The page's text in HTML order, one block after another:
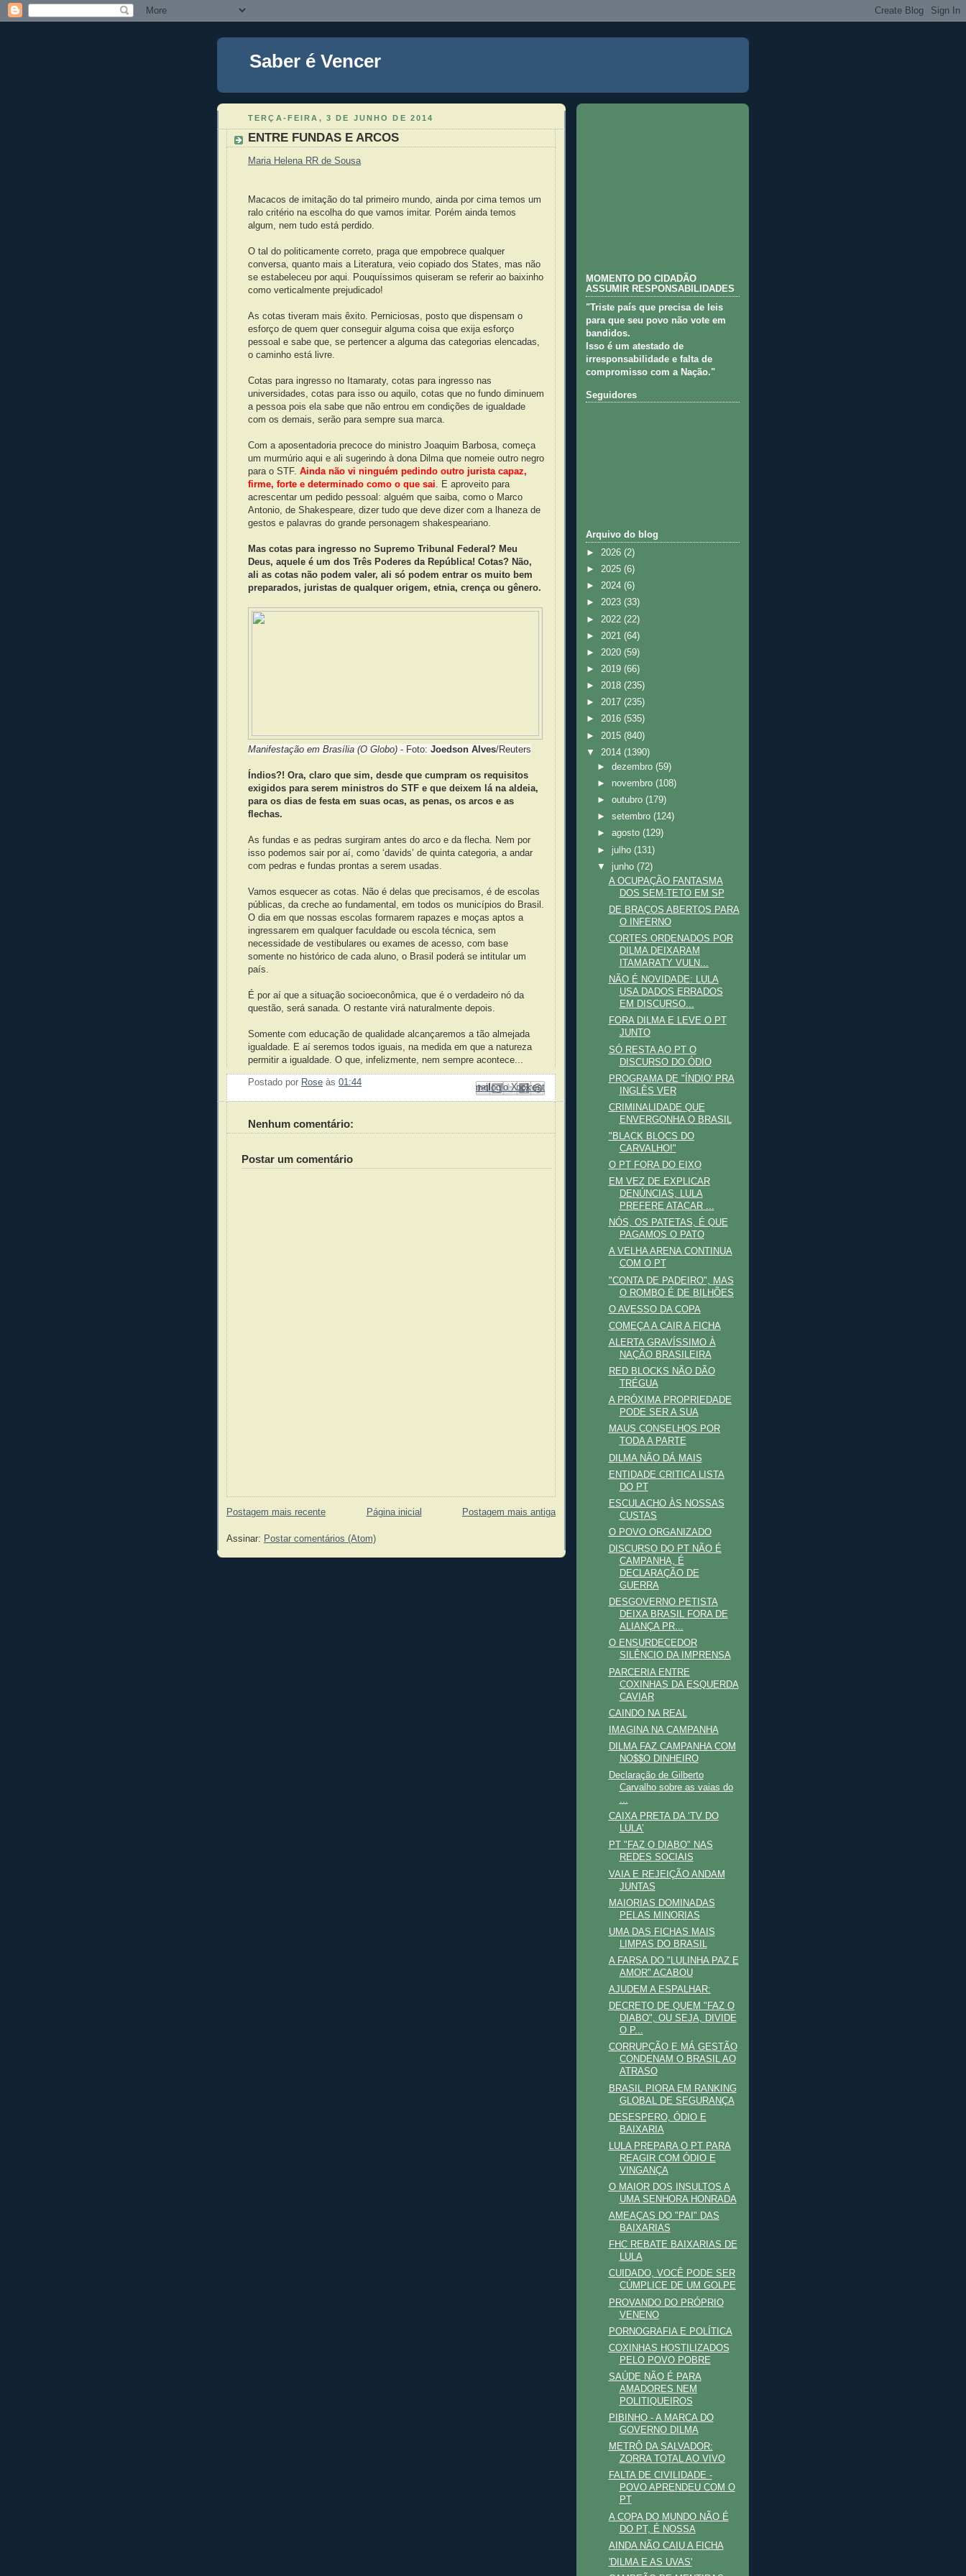
Saber é Vencer
TERÇA-FEIRA, 3 DE JUNHO DE 2014
ENTRE FUNDAS E ARCOS
Maria Helena RR de Sousa
Macacos de imitação do tal primeiro mundo, ainda por cima temos um
ralo critério na escolha do que vamos imitar. Porém ainda temos
algum, nem tudo está perdido.
O tal do politicamente correto, praga que empobrece qualquer
conversa, quanto mais a Literatura, veio copiado dos States, mas não
se estabeleceu por aqui. Pouquíssimos quiseram se referir ao baixinho
como verticalmente prejudicado!
As cotas tiveram mais êxito. Perniciosas, posto que dispensam o
esforço de quem quer conseguir alguma coisa que exija esforço
pessoal e sabe que, se pertencer a alguma das categorias elencadas,
o caminho está livre.
Cotas para ingresso no Itamaraty, cotas para ingresso nas
universidades, cotas para isso ou aquilo, cotas que no fundo diminuem
a pessoa pois ela sabe que não entrou em condições de igualdade
com os demais, serão para sempre sua marca.
Com a aposentadoria precoce do ministro Joaquim Barbosa, começa
um murmúrio aqui e ali sugerindo à dona Dilma que nomeie outro negro
para o STF. Ainda não vi ninguém pedindo outro jurista capaz,
firme, forte e determinado como o que sai . E aproveito para
acrescentar um pedido pessoal: alguém que saiba, como o Marco
Antonio, de Shakespeare, dizer tudo que deve dizer com a lhaneza de
gestos e palavras do grande personagem shakespeariano.
Mas cotas para ingresso no Supremo Tribunal Federal? Meu
Deus, aquele é um dos Três Poderes da República! Cotas? Não,
ali as cotas não podem valer, ali só podem entrar os muito bem
preparados, juristas de qualquer origem, etnia, crença ou gênero.
Manifestação em Brasília (O Globo) - Foto: Joedson Alves/Reuters
Índios?! Ora, claro que sim, desde que cumpram os requisitos
exigidos para serem ministros do STF e que deixem lá na aldeia,
para os dias de festa em suas ocas, as penas, os arcos e as
flechas.
As fundas e as pedras surgiram antes do arco e da flecha. Nem por
isso podemos sair por aí, como ‘davids’ de quinta categoria, a andar
com pedras e fundas prontas a serem usadas.
Vamos esquecer as cotas. Não é delas que precisamos, é de escolas
públicas, da creche ao fundamental, em todos os municípios do Brasil.
O dia em que nossas escolas formarem rapazes e moças aptos a
ingressarem em qualquer faculdade ou escola técnica, sem
necessidade de vestibulares ou exames de acesso, com base
somente no histórico de cada aluno, o Brasil poderá se intitular um
país.
É por aí que a situação socioeconômica, que é o verdadeiro nó da
questão, será sanada. O restante virá naturalmente depois.
Somente com educação de qualidade alcançaremos a tão almejada
igualdade. E aí seremos todos iguais, na medida em que a natureza
permitir a igualdade. O que, infelizmente, nem sempre acontece...
Postado por Rose às 01:44 Enviar por e-mail
Postar no blog!
Compartilhar no X
Compartilhar no Facebook
Compartilhar com o Pinterest
Nenhum comentário:
Postar um comentário
Postagem mais recente Postagem mais antiga
Página inicial
Assinar: Postar comentários (Atom)
MOMENTO DO CIDADÃO
ASSUMIR RESPONSABILIDADES
"Triste país que precisa de leis
para que seu povo não vote em
bandidos.
Isso é um atestado de
irresponsabilidade e falta de
compromisso com a Nação."
Seguidores
Arquivo do blog
► 2026 (2)
► 2025 (6)
► 2024 (6)
► 2023 (33)
► 2022 (22)
► 2021 (64)
► 2020 (59)
► 2019 (66)
► 2018 (235)
► 2017 (235)
► 2016 (535)
► 2015 (840)
▼ 2014 (1390)
►dezembro(59)
► novembro(108)
►outubro(179)
►setembro(124)
►agosto(129)
► julho(131)
▼ junho(72)
A OCUPAÇÃO FANTASMA
DOS SEM-TETO EM SP
DE BRAÇOS ABERTOS PARA
O INFERNO
CORTES ORDENADOS POR
DILMA DEIXARAM
ITAMARATY VULN...
NÃO É NOVIDADE: LULA
USA DADOS ERRADOS
EM DISCURSO...
FORA DILMA E LEVE O PT
JUNTO
SÓ RESTA AO PT O
DISCURSO DO ÓDIO
PROGRAMA DE "ÍNDIO' PRA
INGLÊS VER
CRIMINALIDADE QUE
ENVERGONHA O BRASIL
"BLACK BLOCS DO
CARVALHO!"
O PT FORA DO EIXO
EM VEZ DE EXPLICAR
DENÚNCIAS, LULA
PREFERE ATACAR ...
NÓS, OS PATETAS, É QUE
PAGAMOS O PATO
A VELHA ARENA CONTINUA
COM O PT
"CONTA DE PADEIRO", MAS
O ROMBO É DE BILHÕES
O AVESSO DA COPA
COMEÇA A CAIR A FICHA
ALERTA GRAVÍSSIMO À
NAÇÃO BRASILEIRA
RED BLOCKS NÃO DÃO
TRÉGUA
A PRÓXIMA PROPRIEDADE
PODE SER A SUA
MAUS CONSELHOS POR
TODA A PARTE
DILMA NÃO DÁ MAIS
ENTIDADE CRITICA LISTA
DO PT
ESCULACHO ÀS NOSSAS
CUSTAS
O POVO ORGANIZADO
DISCURSO DO PT NÃO É
CAMPANHA, É
DECLARAÇÃO DE
GUERRA
DESGOVERNO PETISTA
DEIXA BRASIL FORA DE
ALIANÇA PR...
O ENSURDECEDOR
SILÊNCIO DA IMPRENSA
PARCERIA ENTRE
COXINHAS DA ESQUERDA
CAVIAR
CAINDO NA REAL
IMAGINA NA CAMPANHA
DILMA FAZ CAMPANHA COM
NO$$O DINHEIRO
Declaração de Gilberto
Carvalho sobre as vaias do
...
CAIXA PRETA DA ‘TV DO
LULA’
PT "FAZ O DIABO" NAS
REDES SOCIAIS
VAIA E REJEIÇÃO ANDAM
JUNTAS
MAIORIAS DOMINADAS
PELAS MINORIAS
UMA DAS FICHAS MAIS
LIMPAS DO BRASIL
A FARSA DO "LULINHA PAZ E
AMOR" ACABOU
AJUDEM A ESPALHAR:
DECRETO DE QUEM "FAZ O
DIABO", OU SEJA, DIVIDE
O P...
CORRUPÇÃO E MÁ GESTÃO
CONDENAM O BRASIL AO
ATRASO
BRASIL PIORA EM RANKING
GLOBAL DE SEGURANÇA
DESESPERO, ÓDIO E
BAIXARIA
LULA PREPARA O PT PARA
REAGIR COM ÓDIO E
VINGANÇA
O MAIOR DOS INSULTOS A
UMA SENHORA HONRADA
AMEAÇAS DO "PAI" DAS
BAIXARIAS
FHC REBATE BAIXARIAS DE
LULA
CUIDADO, VOCÊ PODE SER
CÚMPLICE DE UM GOLPE
PROVANDO DO PRÓPRIO
VENENO
PORNOGRAFIA E POLÍTICA
COXINHAS HOSTILIZADOS
PELO POVO POBRE
SAÚDE NÃO É PARA
AMADORES NEM
POLITIQUEIROS
PIBINHO - A MARCA DO
GOVERNO DILMA
METRÔ DA SALVADOR:
ZORRA TOTAL AO VIVO
FALTA DE CIVILIDADE -
POVO APRENDEU COM O
PT
A COPA DO MUNDO NÃO É
DO PT, É NOSSA
AINDA NÃO CAIU A FICHA
'DILMA E AS UVAS'